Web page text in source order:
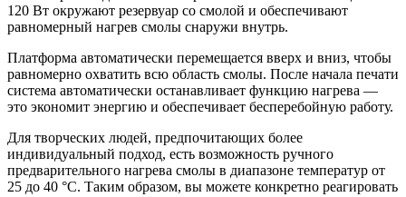
120 Вт окружают резервуар со смолой и обеспечивают
равномерный нагрев смолы снаружи внутрь.
Платформа автоматически перемещается вверх и вниз, чтобы
равномерно охватить всю область смолы. После начала печати
система автоматически останавливает функцию нагрева —
это экономит энергию и обеспечивает бесперебойную работу.
Для творческих людей, предпочитающих более
индивидуальный подход, есть возможность ручного
предварительного нагрева смолы в диапазоне температур от
25 до 40 °C. Таким образом, вы можете конкретно реагировать